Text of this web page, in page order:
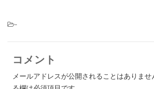
-
コメント
メールアドレスが公開されることはありませ